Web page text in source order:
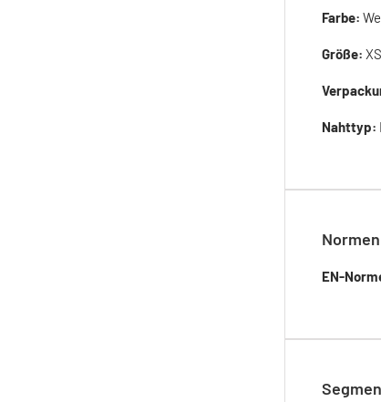
Farbe:
Größe:
Nahttyp:
Normen
EN-